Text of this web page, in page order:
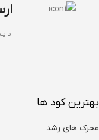
با
بهترین کود ها
محرک های رشد